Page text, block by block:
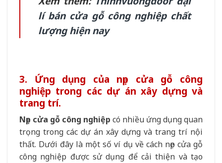
lí bán cửa gỗ công nghiệp chất
lượng hiện nay
3. Ứng dụng của nẹp cửa gỗ công
nghiệp trong các dự án xây dựng và
trang trí.
Nẹp cửa gỗ công nghiệp có nhiều ứng dụng quan
trọng trong các dự án xây dựng và trang trí nội
thất. Dưới đây là một số ví dụ về cách nẹp cửa gỗ
công nghiệp được sử dụng để cải thiện và tạo